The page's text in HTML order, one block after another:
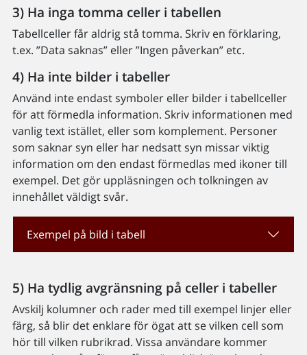
3) Ha inga tomma celler i tabellen
Tabellceller får aldrig stå tomma. Skriv en förklaring,
t.ex. ”Data saknas” eller ”Ingen påverkan” etc.
4) Ha inte bilder i tabeller
Använd inte endast symboler eller bilder i tabellceller
för att förmedla information. Skriv informationen med
vanlig text istället, eller som komplement. Personer
som saknar syn eller har nedsatt syn missar viktig
information om den endast förmedlas med ikoner till
exempel. Det gör uppläsningen och tolkningen av
innehållet väldigt svår.
Exempel på bild i tabell
5) Ha tydlig avgränsning på celler i tabeller
Avskilj kolumner och rader med till exempel linjer eller
färg, så blir det enklare för ögat att se vilken cell som
hör till vilken rubrikrad. Vissa användare kommer